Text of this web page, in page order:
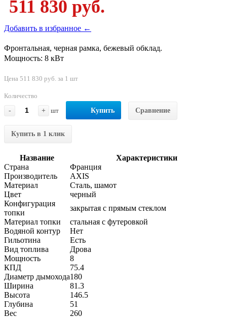
511 830 руб.
Добавить в избранное ←
Фронтальная, черная рамка, бежевый обклад.
Мощность: 8 кВт
Цена 511 830 руб. за 1 шт
Количество
-
+ шт Купить Сравнение
Купить в 1 клик
Название
Характеристики
Страна
Франция
Производитель
AXIS
Материал
Сталь, шамот
Цвет
черный
Конфигурация
топки
закрытая с прямым стеклом
Материал топки
стальная с футеровкой
Водяной контур
Нет
Гильотина
Есть
Вид топлива
Дрова
Мощность
8
КПД
75.4
Диаметр дымохода180
Ширина
81.3
Высота
146.5
Глубина
51
Вес
260